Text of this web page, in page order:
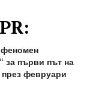
за първи път на
през февруари